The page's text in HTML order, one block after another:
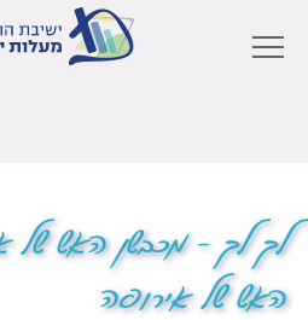
לך לך – מכבשן האש של
האש של אירופה